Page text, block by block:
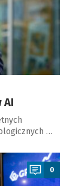
AI
…
0